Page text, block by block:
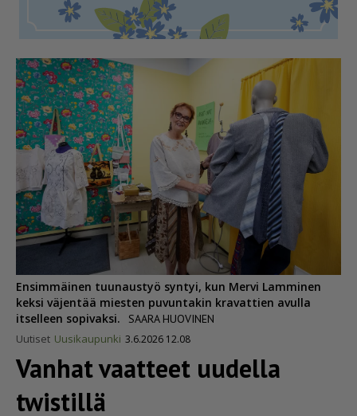
Ensimmäinen tuunaustyö syntyi, kun Mervi Lamminen
keksi väjentää miesten puvuntakin kravattien avulla
itselleen sopivaksi.
SAARA HUOVINEN
Uutiset Uusikaupunki 3.6.2026 12.08
Vanhat vaatteet uudella
twistillä